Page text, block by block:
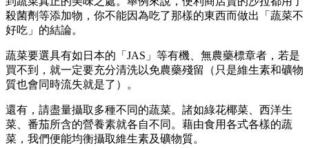
殺菌劑等添加物，你不能因為吃了那樣的東西而做出「蔬菜不
好吃」的結論。
蔬菜要選具有如日本的「JAS」等有機、無農藥標章者，若是
買不到，就一定要充分清洗以免農藥殘留（只是維生素和礦物
質也會同時流失就是了）。
還有，請盡量攝取多種不同的蔬菜。諸如綠花椰菜、西洋生
菜、番茄所含的營養素就各自不同。藉由食用各式各樣的蔬
菜，我們便能均衡攝取維生素及礦物質。